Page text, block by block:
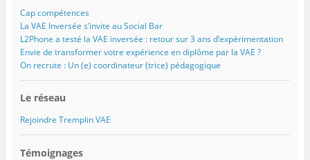
Cap compétences
La VAE Inversée s’invite au Social Bar
L2Phone a testé la VAE inversée : retour sur 3 ans d’expérimentation
Envie de transformer votre expérience en diplôme par la VAE ?
On recrute : Un (e) coordinateur (trice) pédagogique
Le réseau
Rejoindre Tremplin VAE
Témoignages